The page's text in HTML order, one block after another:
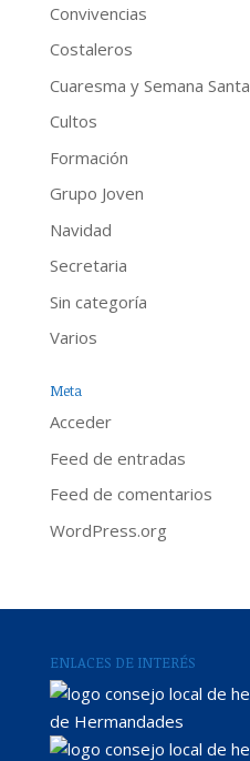
Convivencias
Costaleros
Cuaresma y Semana Santa
Cultos
Formación
Grupo Joven
Navidad
Secretaria
Sin categoría
Varios
Meta
Acceder
Feed de entradas
Feed de comentarios
WordPress.org
ENLACES DE INTERÉS
de Hermandades